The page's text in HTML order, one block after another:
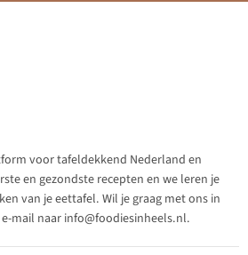
voor tafeldekkend Nederland en
en gezondste recepten en we leren je
van je eettafel. Wil je graag met ons in
mail naar info@foodiesinheels.nl.